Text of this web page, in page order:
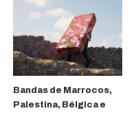
Bandas de Marrocos,
Palestina, Bélgica e